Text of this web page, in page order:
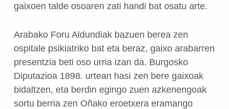
gaixoen talde osoaren zati handi bat osatu arte.
Arabako Foru Aldundiak bazuen berea zen
ospitale psikiatriko bat eta beraz, gaixo arabarren
presentzia beti oso urria izan da. Burgosko
Diputazioa 1898. urtean hasi zen bere gaixoak
bidaltzen, eta berdin egingo zuen azkenengoak
sortu berria zen Oñako eroetxera eramango